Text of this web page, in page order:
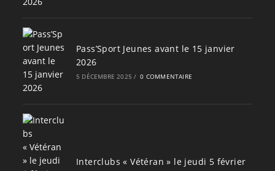
Pass’Sport Jeunes avant le 15 janvier
2026
5 DÉCEMBRE 2025 / 0 COMMENTAIRE
Interclubs « Vétéran » le jeudi 5 février